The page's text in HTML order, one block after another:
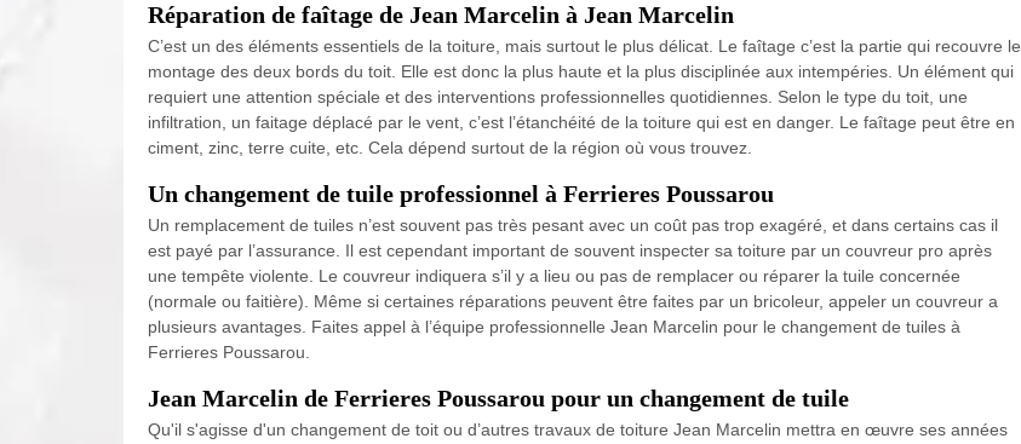
Réparation de faîtage de Jean Marcelin à Jean Marcelin
C’est un des éléments essentiels de la toiture, mais surtout le plus délicat. Le faîtage c’est la partie qui recouvre le
montage des deux bords du toit. Elle est donc la plus haute et la plus disciplinée aux intempéries. Un élément qui
requiert une attention spéciale et des interventions professionnelles quotidiennes. Selon le type du toit, une
infiltration, un faitage déplacé par le vent, c’est l’étanchéité de la toiture qui est en danger. Le faîtage peut être en
ciment, zinc, terre cuite, etc. Cela dépend surtout de la région où vous trouvez.
Un changement de tuile professionnel à Ferrieres Poussarou
Un remplacement de tuiles n’est souvent pas très pesant avec un coût pas trop exagéré, et dans certains cas il
est payé par l’assurance. Il est cependant important de souvent inspecter sa toiture par un couvreur pro après
une tempête violente. Le couvreur indiquera s’il y a lieu ou pas de remplacer ou réparer la tuile concernée
(normale ou faitière). Même si certaines réparations peuvent être faites par un bricoleur, appeler un couvreur a
plusieurs avantages. Faites appel à l’équipe professionnelle Jean Marcelin pour le changement de tuiles à
Ferrieres Poussarou.
Jean Marcelin de Ferrieres Poussarou pour un changement de tuile
Qu'il s'agisse d'un changement de toit ou d’autres travaux de toiture Jean Marcelin mettra en œuvre ses années